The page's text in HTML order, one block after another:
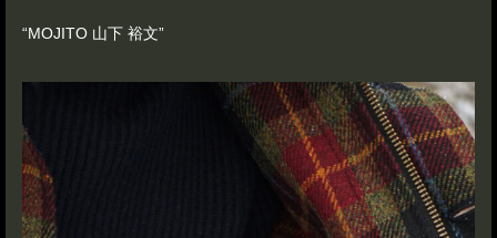
“MOJITO 山下 裕文”